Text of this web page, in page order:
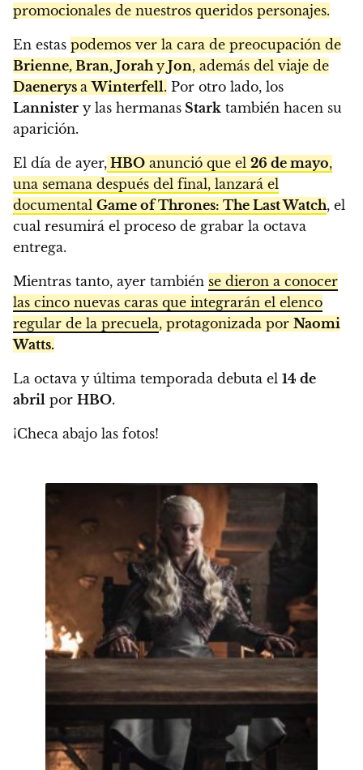
promocionales de nuestros queridos personajes.
En estas podemos ver la cara de preocupación de
Brienne, Bran, Jorahy Jon, además del viaje de
Daenerys aWinterfell. Por otro lado, los
Lannister y las hermanas Stark también hacen su
aparición.
El día de ayer, HBO anunció que el 26 de mayo,
una semana después del final, lanzará el
documental Game of Thrones: The Last Watch, el
cual resumirá el proceso de grabar la octava
entrega.
Mientras tanto, ayer también se dieron a conocer
las cinco nuevas caras que integrarán el elenco
regular de la precuela, protagonizada por Naomi
Watts.
La octava y última temporada debuta el 14 de
abril por HBO.
¡Checa abajo las fotos!